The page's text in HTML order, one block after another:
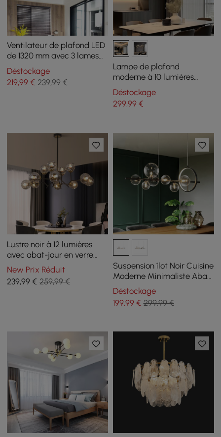
Ventilateur de plafond LED
de 1320 mm avec 3 lames
en noyer Ventilateur de
plafond en verre avec
télécommande
Déstockage
219,99 € 239,99 €
Lampe de plafond
moderne à 10 lumières
dorées pour îlot de cuisine
avec abat-jour en verre
Déstockage
299,99€
Lustre noir à 12 lumières
avec abat-jour en verre
globe, suspension moderne
pour salon
New Prix Réduit
239,99 € 259,99 €
Suspension îlot Noir Cuisine
Moderne Minimaliste Abat-
jour Globe en Verre
Déstockage
199,99€ 299,99 €